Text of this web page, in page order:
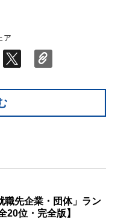
ア
職先企業・団体」ラン
20位・完全版】